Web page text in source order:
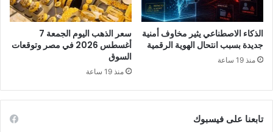
الذكاء الاصطناعي يثير مخاوف أمنية
جديدة بسبب انتحال الهوية الرقمية
منذ 19 ساعة
سعر الذهب اليوم الجمعة 7
أغسطس 2026 في مصر وتوقعات
السوق
منذ 19 ساعة
تابعنا على فيسبوك